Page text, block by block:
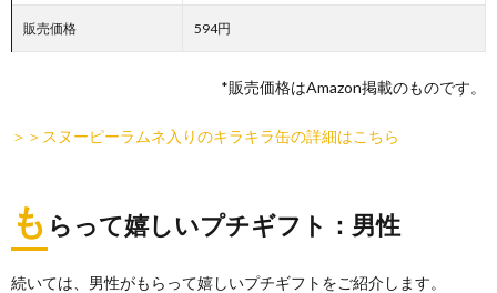
販売価格 594円
*販売価格はAmazon掲載のものです。
＞＞スヌーピーラムネ入りのキラキラ缶の詳細はこちら
も らって嬉しいプチギフト：男性
続いては、男性がもらって嬉しいプチギフトをご紹介します。